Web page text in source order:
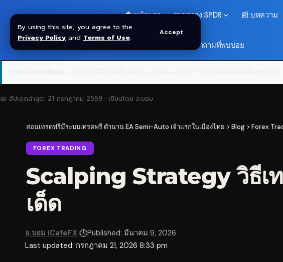
By using this site, you agree to the
Privacy Policy and Terms of Use.
Accept
🏠 หน้าแรก ราคาทอง SPDR 📰 บทความ
❓ คำถามที่พบบ่อย
📅 อัปเดตล่าสุด: 21 กรกฎาคม 2569 · เขียนโดย อ.บอม
สอนเทรดฟรีมีระบบเทรดฟรี ตำนาน EA Semi-Auto เจ้าแรกในเมืองไทย > Blog > Forex
FOREX TRADING
Scalping Strategy วิธีเ
เด็ด
Last updated: กรกฎาคม 21, 2026 8:33 pm
อ.บอม iCafeFX Published: มีนาคม 9, 2026